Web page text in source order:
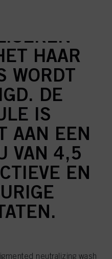
HAAR
WORDT
DE
IS
AAN EEN
VAN 4,5
EN
neutralizing wash
het gebruik van cookies en met